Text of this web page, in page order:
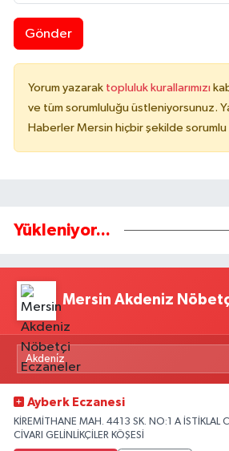
Gönder
Yorum yazarak topluluk kurallarımızı
ve tüm sorumluluğu üstleniyorsunuz.
Haberler Mersin hiçbir şekilde
Yükleniyor...
Mersin Akdeniz
Ayberk Eczanesi
KİREMİTHANE MAH. 4413 SK. NO:1 A İSTİKLAL
CİVARI GELİNLİKÇİLER KÖŞESİ